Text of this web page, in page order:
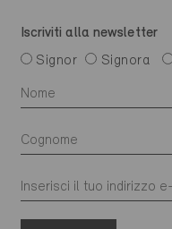
Iscriviti alla newsletter
Signor
Signora